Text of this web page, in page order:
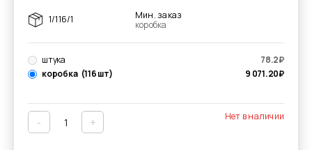
1/116/1
Мин. заказ
коробка
штука 78.2₽
коробка (116 шт) 9 071.20₽
- + Нет в наличии